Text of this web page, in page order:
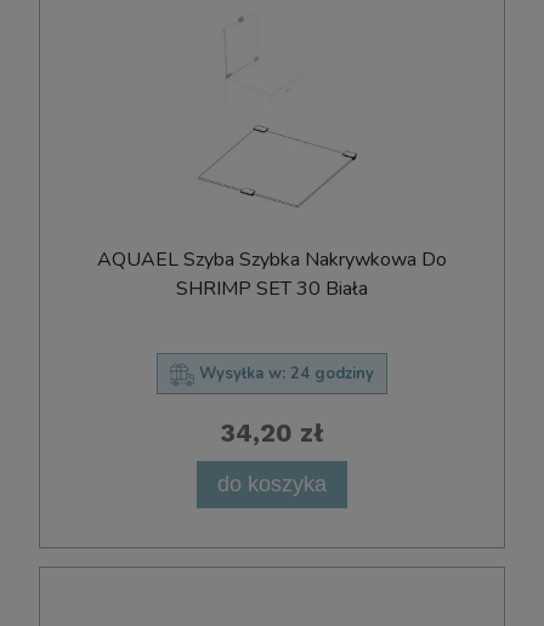
AQUAEL Szyba Szybka Nakrywkowa Do
SHRIMP SET 30 Biała
Wysyłka w: 24 godziny
34,20 zł
do koszyka